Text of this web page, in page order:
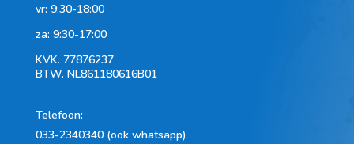
vr: 9:30-18:00
za: 9:30-17:00
KVK. 77876237
BTW. NL861180616B01
Telefoon:
033-2340340 (ook whatsapp)